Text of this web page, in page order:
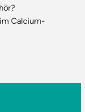
Calcium-